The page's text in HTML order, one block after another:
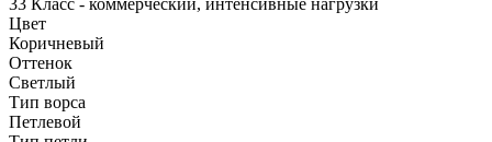
Цвет
Коричневый
Оттенок
Светлый
Тип ворса
Петлевой